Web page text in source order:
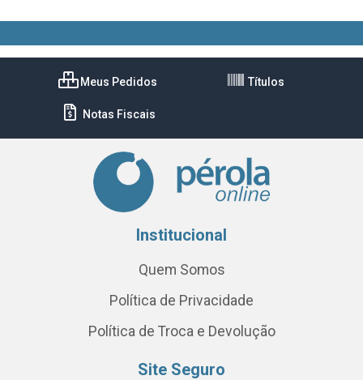
Meus Pedidos Títulos
Notas Fiscais
Institucional
Quem Somos
Política de Privacidade
Política de Troca e Devolução
Site Seguro